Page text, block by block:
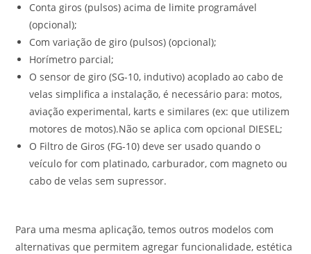
Conta giros (pulsos) acima de limite programável
(opcional);
Com variação de giro (pulsos) (opcional);
Horímetro parcial;
O sensor de giro (SG-10, indutivo) acoplado ao cabo de
velas simplifica a instalação, é necessário para: motos,
aviação experimental, karts e similares (ex: que utilizem
motores de motos).Não se aplica com opcional DIESEL;
O Filtro de Giros (FG-10) deve ser usado quando o
veículo for com platinado, carburador, com magneto ou
cabo de velas sem supressor.
Para uma mesma aplicação, temos outros modelos com
alternativas que permitem agregar funcionalidade, estética